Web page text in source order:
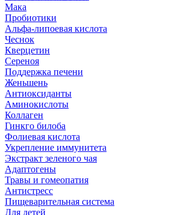
Мака
Пробиотики
Альфа-липоевая кислота
Чеснок
Кверцетин
Сереноя
Поддержка печени
Женьшень
Антиоксиданты
Аминокислоты
Коллаген
Гинкго билоба
Фолиевая кислота
Укрепление иммунитета
Экстракт зеленого чая
Адаптогены
Травы и гомеопатия
Антистресс
Пищеварительная система
Для детей